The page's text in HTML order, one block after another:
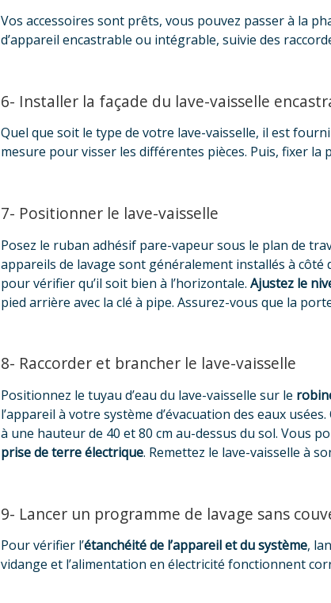
Vos accessoires sont prêts, vous pouvez passer à la
d’appareil encastrable ou intégrable, suivie des
6- Installer la façade du lave-vaisselle
Quel que soit le type de votre lave-vaisselle, il est
mesure pour visser les différentes pièces. Puis, fixer la
7- Positionner le lave-vaisselle
Posez le ruban adhésif pare-vapeur sous le plan de
appareils de lavage sont généralement installés à côté
pour vérifier qu’il soit bien à l’horizontale. Ajustez le
pied arrière avec la clé à pipe. Assurez-vous que la
8- Raccorder et brancher le lave-vaisselle
Positionnez le tuyau d’eau du lave-vaisselle sur le
l’appareil à votre système d’évacuation des eaux
à une hauteur de 40 et 80 cm au-dessus du sol. Vous
prise de terre électrique. Remettez le lave-vaisselle à
9- Lancer un programme de lavage sans
Pour vérifier l’étanchéité de l’appareil et du système,
vidange et l’alimentation en électricité fonctionnent